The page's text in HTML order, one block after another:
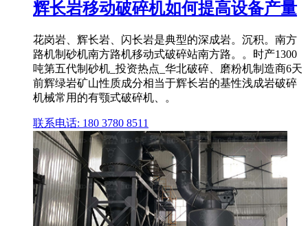
辉长岩移动破碎机如何提高设备产量
花岗岩、辉长岩、闪长岩是典型的深成岩。沉积。南方
路机制砂机南方路机移动式破碎站南方路。。时产1300
吨第五代制砂机_投资热点_华北破碎、磨粉机制造商6天
前辉绿岩矿山性质成分相当于辉长岩的基性浅成岩破碎
机械常用的有颚式破碎机、。
联系电话: 180 3780 8511